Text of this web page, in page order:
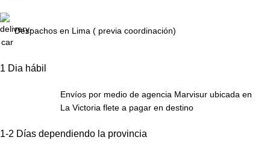
Despachos en Lima ( previa coordinación)
1 Dia hábil
Envíos por medio de agencia Marvisur ubicada en
La Victoria flete a pagar en destino
1-2 Días dependiendo la provincia